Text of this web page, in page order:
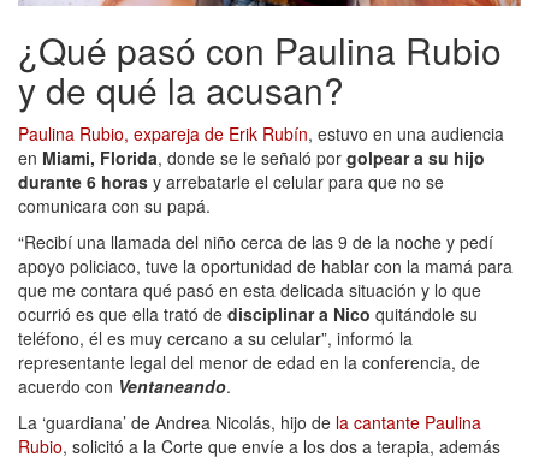
¿Qué pasó con Paulina Rubio
y de qué la acusan?
Paulina Rubio, expareja de Erik Rubín, estuvo en una audiencia
en Miami, Florida, donde se le señaló por golpear a su hijo
durante 6 horas y arrebatarle el celular para que no se
comunicara con su papá.
“Recibí una llamada del niño cerca de las 9 de la noche y pedí
apoyo policiaco, tuve la oportunidad de hablar con la mamá para
que me contara qué pasó en esta delicada situación y lo que
ocurrió es que ella trató de disciplinar a Nico quitándole su
teléfono, él es muy cercano a su celular”, informó la
representante legal del menor de edad en la conferencia, de
acuerdo con Ventaneando.
La ‘guardiana’ de Andrea Nicolás, hijo de la cantante Paulina
Rubio, solicitó a la Corte que envíe a los dos a terapia, además